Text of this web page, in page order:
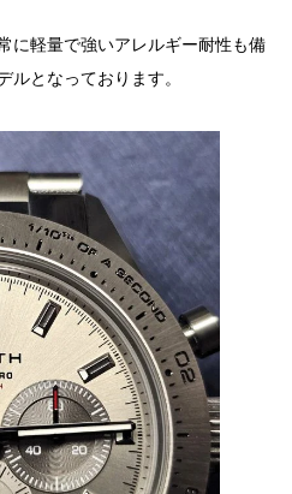
に軽量で強いアレルギー耐性も備
ルとなっております。